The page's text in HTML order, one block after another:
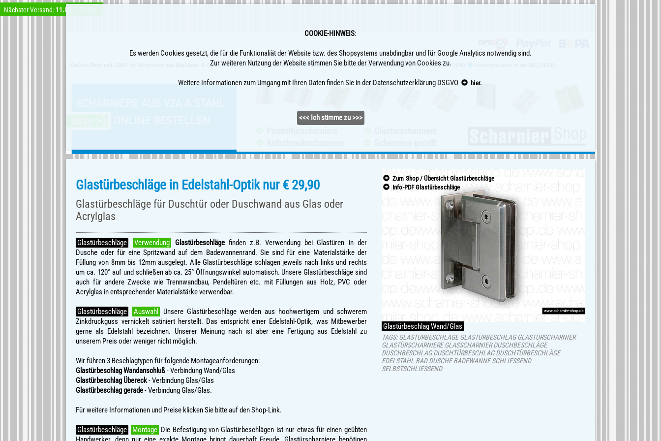
Online-Shop seit 2009 für Scharniere aus Edelstahl & Carbonstahl Für Privat & Gewerbe Kein Mindestbestellwert Versand in D = € 5,80 (inkl. 19%)
Glastürbeschläge in Edelstahl-Optik nur € 29,90
Glastürbeschläge für Duschtür oder Duschwand aus Glas oder
Acrylglas
Glastürbeschläge Verwendung Glastürbeschlägefinden z.B. Verwendung bei Glastüren in der
Dusche oder für eine Spritzwand auf dem Badewannenrand. Sie sind für eine Materialstärke der
Füllung von 8mm bis 12mm ausgelegt. Alle Glastürbeschläge schlagen jeweils nach links und rechts
um ca. 120° auf und schließen ab ca. 25° Öffnungswinkel automatisch. Unsere Glastürbeschläge sind
auch für andere Zwecke wie Trennwandbau, Pendeltüren etc. mit Füllungen aus Holz, PVC oder
Acrylglas in entsprechender Materialstärke verwendbar.
Glastürbeschläge Auswahl
Unsere Glastürbeschläge werden aus hochwertigem und schwerem
Zinkdruckguss vernickelt satiniert herstellt. Das entspricht einer Edelstahl-Optik, was Mitbewerber
gerne als Edelstahl bezeichnen. Unserer Meinung nach ist aber eine Fertigung aus Edelstahl zu
unserem Preis oder weniger nicht möglich.
Wir führen 3 Beschlagtypen für folgende Montageanforderungen:
Glastürbeschlag Wandanschluß- Verbindung Wand/Glas
Glastürbeschlag Übereck- Verbindung Glas/Glas
Glastürbeschlag gerade- Verbindung Glas/Glas.
Für weitere Informationen und Preise klicken Sie bitte auf den Shop-Link.
Glastürbeschläge Montage Die Befestigung von Glastürbeschlägen ist nur etwas für einen geübten
Zum Shop / Übersicht Glastürbeschläge
Info-PDF Glastürbeschläge
Glastürbeschlag Wand/Glas
TAGS: GLASTÜRBESCHLÄGE GLASTÜRBESCHLAG GLASTÜRSCHARNIER
GLASTÜRSCHARNIERE GLASSCHARNIER DUSCHBESCHLÄGE
DUSCHBESCHLAG DUSCHTÜRBESCHLAG DUSCHTÜRBESCHLÄGE
EDELSTAHL BAD DUSCHE BADEWANNE SCHLIESSEND
SELBSTSCHLIESSEND
Nächster Versand: 11.08. /
COOKIE-HINWEIS:
Es werden Cookies gesetzt, die für die Funktionaliät der Website bzw. des Shopsystems unabdingbar und für Google Analytics notwendig sind.
Zur weiteren Nutzung der Website stimmen Sie bitte der Verwendung von Cookies zu.
Weitere Informationen zum Umgang mit Ihren Daten finden Sie in der Datenschutzerklärung DSGVO hier.
<<< Ich stimme zu >>>